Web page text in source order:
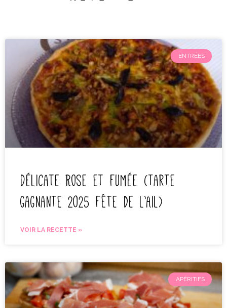
ENTRÉES
Délicate Rose et fumée (Tarte
gagnante 2025 fête de l’Ail)
VOIR LA RECETTE »
APÉRITIFS